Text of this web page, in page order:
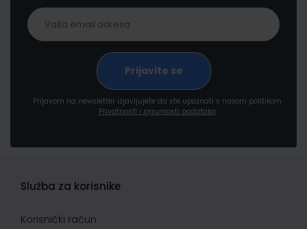
Prijavom na newsletter izjavljujete da ste upoznati s našom politikom
Privatnosti i sigurnosti podataka
Služba za korisnike
Korisnički račun